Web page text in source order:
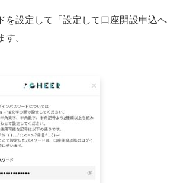
を設定して「設定して口座開設申込へ
。